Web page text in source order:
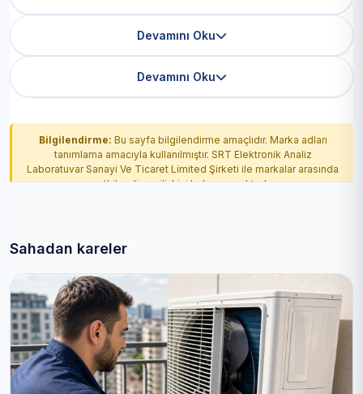
Devamını Oku
Devamını Oku
Bilgilendirme: Bu sayfa bilgilendirme amaçlıdır. Marka adları
tanımlama amacıyla kullanılmıştır. SRT Elektronik Analiz
Laboratuvar Sanayi Ve Ticaret Limited Şirketi ile markalar arasında
yetkilendirme ilişkisi bulunmamaktadır.
Sahadan kareler